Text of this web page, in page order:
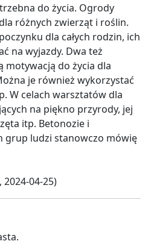
do życia. Ogrody
różnych zwierząt i roślin.
dla całych rodzin, ich
na wyjazdy. Dwa też
motywacją do życia dla
je również wykorzystać
W celach warsztatów dla
na piękno przyrody, jej
itp. Betonozie i
grup ludzi stanowczo mówię
2024-04-25)